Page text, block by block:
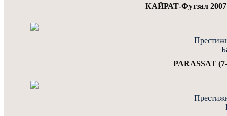
КАЙРАТ-Футзал 2007
PARASSAT